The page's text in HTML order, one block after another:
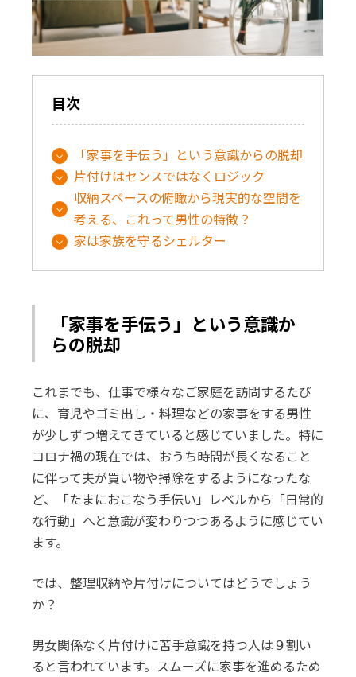
目次
「家事を手伝う」という意識からの脱却
片付けはセンスではなくロジック
収納スペースの俯瞰から現実的な空間を
考える、これって男性の特徴？
家は家族を守るシェルター
「家事を手伝う」という意識か
らの脱却
これまでも、仕事で様々なご家庭を訪問するたび
に、育児やゴミ出し・料理などの家事をする男性
が少しずつ増えてきていると感じていました。特に
コロナ禍の現在では、おうち時間が長くなること
に伴って夫が買い物や掃除をするようになったな
ど、「たまにおこなう手伝い」レベルから「日常的
な行動」へと意識が変わりつつあるように感じてい
ます。
では、整理収納や片付けについてはどうでしょう
か？
男女関係なく片付けに苦手意識を持つ人は９割い
ると言われています。スムーズに家事を進めるため